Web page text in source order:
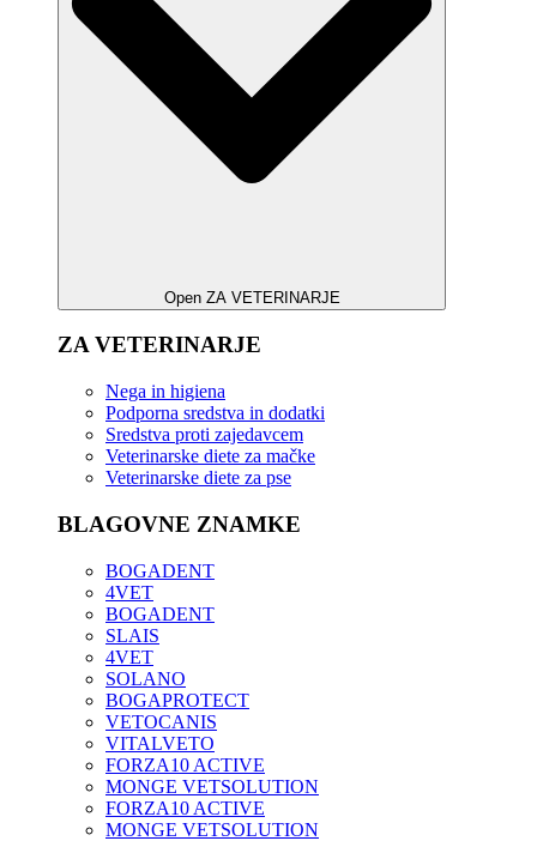
Open ZA VETERINARJE
ZA VETERINARJE
Nega in higiena
Podporna sredstva in dodatki
Sredstva proti zajedavcem
Veterinarske diete za mačke
Veterinarske diete za pse
BLAGOVNE ZNAMKE
BOGADENT
4VET
BOGADENT
SLAIS
4VET
SOLANO
BOGAPROTECT
VETOCANIS
VITALVETO
FORZA10 ACTIVE
MONGE VETSOLUTION
FORZA10 ACTIVE
MONGE VETSOLUTION